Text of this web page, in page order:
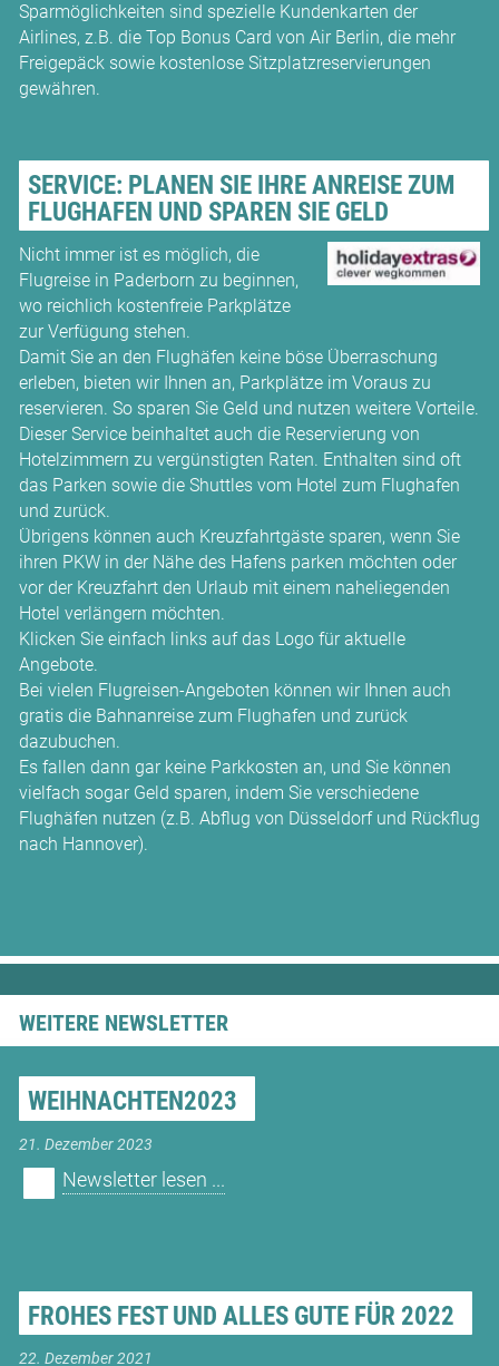
Sparmöglichkeiten sind spezielle Kundenkarten der
Airlines, z.B. die Top Bonus Card von Air Berlin, die mehr
Freigepäck sowie kostenlose Sitzplatzreservierungen
gewähren.
SERVICE: PLANEN SIE IHRE ANREISE ZUM
FLUGHAFEN UND SPAREN SIE GELD
Nicht immer ist es möglich, die
Flugreise in Paderborn zu beginnen,
wo reichlich kostenfreie Parkplätze
zur Verfügung stehen.
Damit Sie an den Flughäfen keine böse Überraschung
erleben, bieten wir Ihnen an, Parkplätze im Voraus zu
reservieren. So sparen Sie Geld und nutzen weitere Vorteile.
Dieser Service beinhaltet auch die Reservierung von
Hotelzimmern zu vergünstigten Raten. Enthalten sind oft
das Parken sowie die Shuttles vom Hotel zum Flughafen
und zurück.
Übrigens können auch Kreuzfahrtgäste sparen, wenn Sie
ihren PKW in der Nähe des Hafens parken möchten oder
vor der Kreuzfahrt den Urlaub mit einem naheliegenden
Hotel verlängern möchten.
Klicken Sie einfach links auf das Logo für aktuelle
Angebote.
Bei vielen Flugreisen-Angeboten können wir Ihnen auch
gratis die Bahnanreise zum Flughafen und zurück
dazubuchen.
Es fallen dann gar keine Parkkosten an, und Sie können
vielfach sogar Geld sparen, indem Sie verschiedene
Flughäfen nutzen (z.B. Abflug von Düsseldorf und Rückflug
nach Hannover).
WEITERE NEWSLETTER
WEIHNACHTEN2023
21. Dezember 2023
Newsletter lesen ...
FROHES FEST UND ALLES GUTE FÜR 2022
22. Dezember 2021